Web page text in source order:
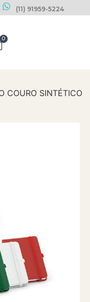
(11) 91959-5224
0
COURO SINTÉTICO